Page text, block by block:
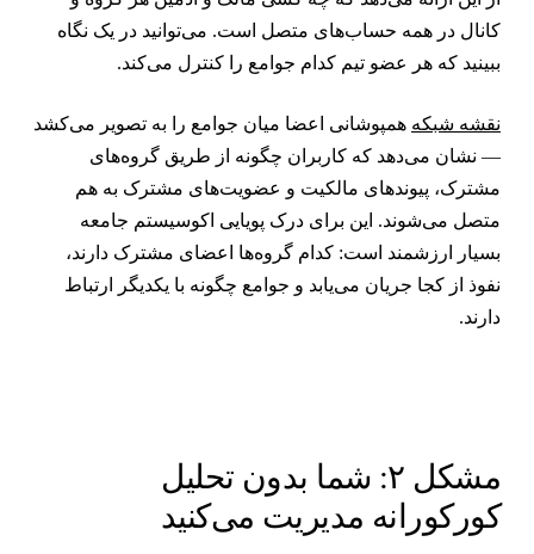
در همه حساب‌های متصل است. می‌توانید در یک نگاه
که هر عضو تیم کدام جوامع را کنترل می‌کند.
شبکههمپوشانی اعضا میان جوامع را به تصویر می‌کشد
نشان می‌دهد که کاربران چگونه از طریق گروه‌های
پیوندهای مالکیت و عضویت‌های مشترک به هم
می‌شوند. این برای درک پویایی اکوسیستم جامعه
ارزشمند است: کدام گروه‌ها اعضای مشترک دارند،
از کجا جریان می‌یابد و جوامع چگونه با یکدیگر ارتباط
مشکل ۲: شما بدون تحلیل
مدیریت می‌کنید